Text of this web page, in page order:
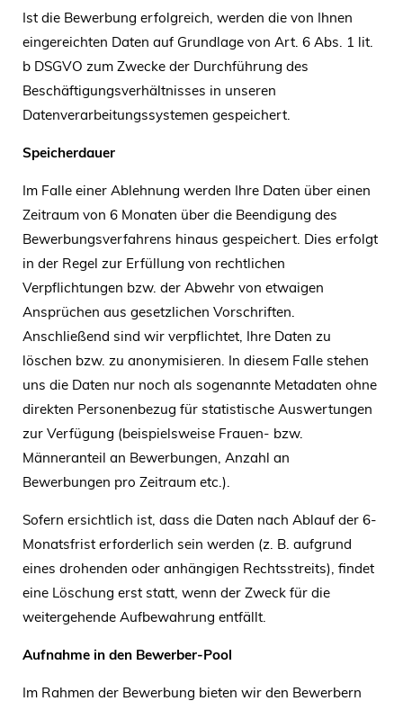
Ist die Bewerbung erfolgreich, werden die von Ihnen
eingereichten Daten auf Grundlage von Art. 6 Abs. 1 lit.
b DSGVO zum Zwecke der Durchführung des
Beschäftigungsverhältnisses in unseren
Datenverarbeitungssystemen gespeichert.
Speicherdauer
Im Falle einer Ablehnung werden Ihre Daten über einen
Zeitraum von 6 Monaten über die Beendigung des
Bewerbungsverfahrens hinaus gespeichert. Dies erfolgt
in der Regel zur Erfüllung von rechtlichen
Verpflichtungen bzw. der Abwehr von etwaigen
Ansprüchen aus gesetzlichen Vorschriften.
Anschließend sind wir verpflichtet, Ihre Daten zu
löschen bzw. zu anonymisieren. In diesem Falle stehen
uns die Daten nur noch als sogenannte Metadaten ohne
direkten Personenbezug für statistische Auswertungen
zur Verfügung (beispielsweise Frauen- bzw.
Männeranteil an Bewerbungen, Anzahl an
Bewerbungen pro Zeitraum etc.).
Sofern ersichtlich ist, dass die Daten nach Ablauf der 6-
Monatsfrist erforderlich sein werden (z. B. aufgrund
eines drohenden oder anhängigen Rechtsstreits), findet
eine Löschung erst statt, wenn der Zweck für die
weitergehende Aufbewahrung entfällt.
Aufnahme in den Bewerber-Pool
Im Rahmen der Bewerbung bieten wir den Bewerbern